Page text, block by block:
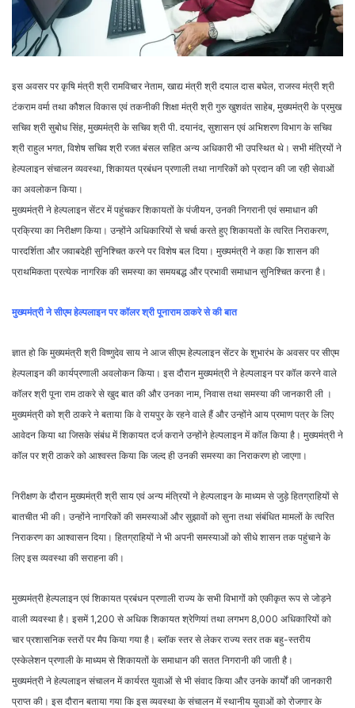
इस अवसर पर कृषि मंत्री श्री रामविचार नेताम, खाद्य मंत्री श्री दयाल दास बघेल, राजस्व मंत्री श्री
टंकराम वर्मा तथा कौशल विकास एवं तकनीकी शिक्षा मंत्री श्री गुरु खुशवंत साहेब, मुख्यमंत्री के प्रमुख
सचिव श्री सुबोध सिंह, मुख्यमंत्री के सचिव श्री पी. दयानंद, सुशासन एवं अभिशरण विभाग के सचिव
श्री राहुल भगत, विशेष सचिव श्री रजत बंसल सहित अन्य अधिकारी भी उपस्थित थे। सभी मंत्रियों ने
हेल्पलाइन संचालन व्यवस्था, शिकायत प्रबंधन प्रणाली तथा नागरिकों को प्रदान की जा रही सेवाओं
का अवलोकन किया।
मुख्यमंत्री ने हेल्पलाइन सेंटर में पहुंचकर शिकायतों के पंजीयन, उनकी निगरानी एवं समाधान की
प्रक्रिया का निरीक्षण किया। उन्होंने अधिकारियों से चर्चा करते हुए शिकायतों के त्वरित निराकरण,
पारदर्शिता और जवाबदेही सुनिश्चित करने पर विशेष बल दिया। मुख्यमंत्री ने कहा कि शासन की
प्राथमिकता प्रत्येक नागरिक की समस्या का समयबद्ध और प्रभावी समाधान सुनिश्चित करना है।
मुख्यमंत्री ने सीएम हेल्पलाइन पर कॉलर श्री पूनाराम ठाकरे से की बात
ज्ञात हो कि मुख्यमंत्री श्री विष्णुदेव साय ने आज सीएम हेल्पलाइन सेंटर के शुभारंभ के अवसर पर सीएम
हेल्पलाइन की कार्यप्रणाली अवलोकन किया। इस दौरान मुख्यमंत्री ने हेल्पलाइन पर कॉल करने वाले
कॉलर श्री पूना राम ठाकरे से खुद बात की और उनका नाम, निवास तथा समस्या की जानकारी ली ।
मुख्यमंत्री को श्री ठाकरे ने बताया कि वे रायपुर के रहने वाले हैं और उन्होंने आय प्रमाण पत्र के लिए
आवेदन किया था जिसके संबंध में शिकायत दर्ज कराने उन्होंने हेल्पलाइन में कॉल किया है। मुख्यमंत्री ने
कॉल पर श्री ठाकरे को आश्वस्त किया कि जल्द ही उनकी समस्या का निराकरण हो जाएगा।
निरीक्षण के दौरान मुख्यमंत्री श्री साय एवं अन्य मंत्रियों ने हेल्पलाइन के माध्यम से जुड़े हितग्राहियों से
बातचीत भी की। उन्होंने नागरिकों की समस्याओं और सुझावों को सुना तथा संबंधित मामलों के त्वरित
निराकरण का आश्वासन दिया। हितग्राहियों ने भी अपनी समस्याओं को सीधे शासन तक पहुंचाने के
लिए इस व्यवस्था की सराहना की।
मुख्यमंत्री हेल्पलाइन एवं शिकायत प्रबंधन प्रणाली राज्य के सभी विभागों को एकीकृत रूप से जोड़ने
वाली व्यवस्था है। इसमें 1,200 से अधिक शिकायत श्रेणियां तथा लगभग 8,000 अधिकारियों को
चार प्रशासनिक स्तरों पर मैप किया गया है। ब्लॉक स्तर से लेकर राज्य स्तर तक बहु-स्तरीय
एस्केलेशन प्रणाली के माध्यम से शिकायतों के समाधान की सतत निगरानी की जाती है।
मुख्यमंत्री ने हेल्पलाइन संचालन में कार्यरत युवाओं से भी संवाद किया और उनके कार्यों की जानकारी
प्राप्त की। इस दौरान बताया गया कि इस व्यवस्था के संचालन में स्थानीय युवाओं को रोजगार के